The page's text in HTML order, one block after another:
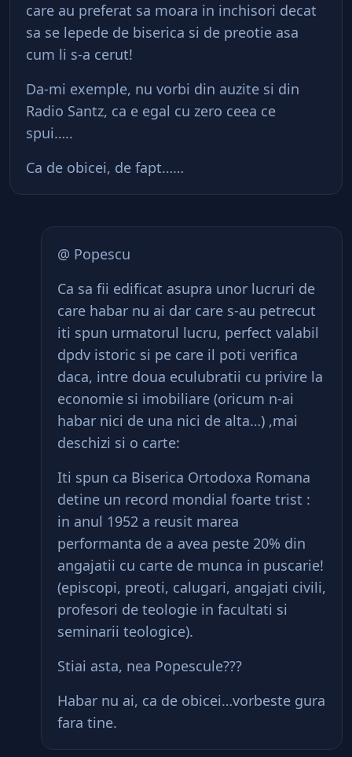
care au preferat sa moara in inchisori decat
sa se lepede de biserica si de preotie asa
cum li s-a cerut!
Da-mi exemple, nu vorbi din auzite si din
Radio Santz, ca e egal cu zero ceea ce
spui…..
Ca de obicei, de fapt……
@ Popescu
Ca sa fii edificat asupra unor lucruri de
care habar nu ai dar care s-au petrecut
iti spun urmatorul lucru, perfect valabil
dpdv istoric si pe care il poti verifica
daca, intre doua eculubratii cu privire la
economie si imobiliare (oricum n-ai
habar nici de una nici de alta…) ,mai
deschizi si o carte:
Iti spun ca Biserica Ortodoxa Romana
detine un record mondial foarte trist :
in anul 1952 a reusit marea
performanta de a avea peste 20% din
angajatii cu carte de munca in puscarie!
(episcopi, preoti, calugari, angajati civili,
profesori de teologie in facultati si
seminarii teologice).
Stiai asta, nea Popescule???
Habar nu ai, ca de obicei…vorbeste gura
fara tine.